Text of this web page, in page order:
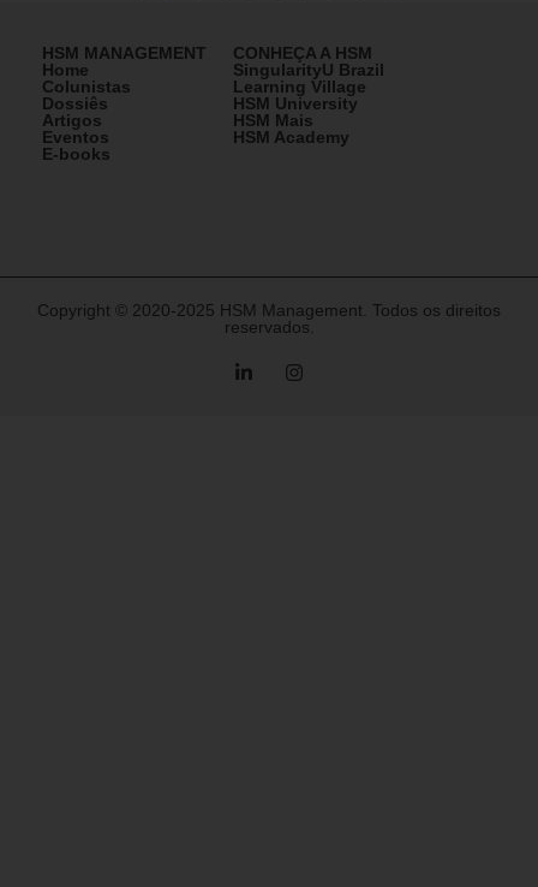
HSM MANAGEMENT
Home
Colunistas
Dossiês
Artigos
Eventos
E-books
CONHEÇA A HSM
SingularityU Brazil
Learning Village
HSM University
HSM Mais
HSM Academy
Copyright © 2020-2025 HSM Management. Todos os direitos
reservados.